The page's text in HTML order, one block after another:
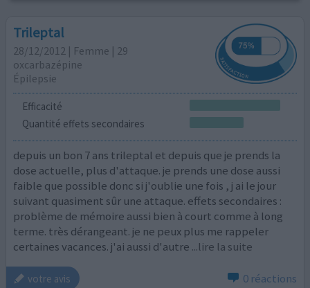
Trileptal
28/12/2012 | Femme | 29
oxcarbazépine
Épilepsie
Efficacité
Quantité effets secondaires
depuis un bon 7 ans trileptal et depuis que je prends la
dose actuelle, plus d'attaque. je prends une dose aussi
faible que possible donc si j'oublie une fois , j ai le jour
suivant quasiment sûr une attaque. effets secondaires :
problème de mémoire aussi bien à court comme à long
terme. très dérangeant. je ne peux plus me rappeler
certaines vacances. j'ai aussi d'autre ...lire la suite
votre avis 0 réactions